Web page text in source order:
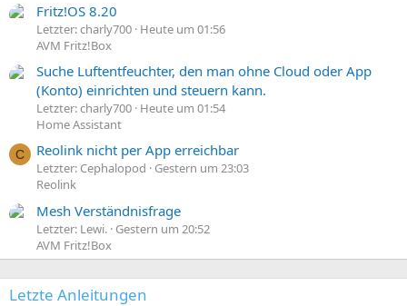
Fritz!OS 8.20
Letzter: charly700 Heute um 01:56
AVM Fritz!Box
Suche Luftentfeuchter, den man ohne Cloud oder App
(Konto) einrichten und steuern kann.
Letzter: charly700 Heute um 01:54
Home Assistant
C Reolink nicht per App erreichbar
Letzter: Cephalopod
Gestern um 23:03
Reolink
Mesh Verständnisfrage
Letzter: Lewi. Gestern um 20:52
AVM Fritz!Box
Letzte Anleitungen